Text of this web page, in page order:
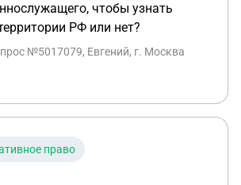
чтобы узнать
РФ или нет?
№5017079, Евгений, г. Москва
право